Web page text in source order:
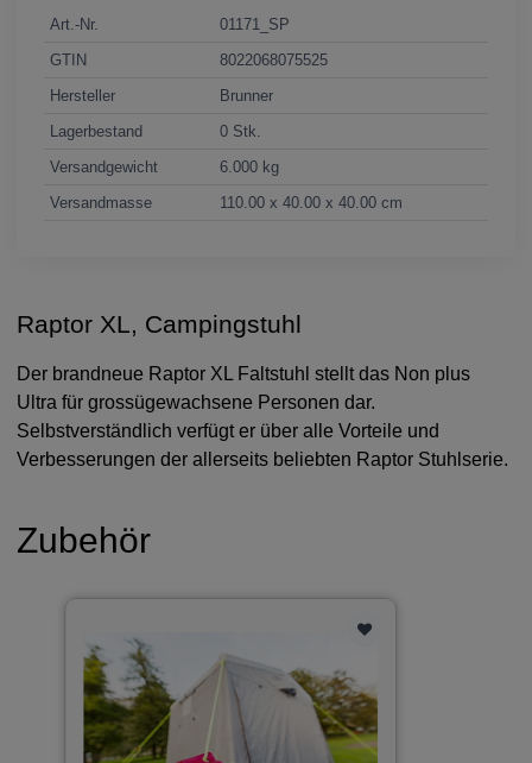
Art.-Nr.
01171_SP
GTIN
8022068075525
Hersteller
Brunner
Lagerbestand
0 Stk.
Versandgewicht
6.000 kg
Versandmasse
110.00 x 40.00 x 40.00 cm
Raptor XL, Campingstuhl
Der brandneue Raptor XL Faltstuhl stellt das Non plus
Ultra für grossügewachsene Personen dar.
Selbstverständlich verfügt er über alle Vorteile und
Verbesserungen der allerseits beliebten Raptor Stuhlserie.
Zubehör